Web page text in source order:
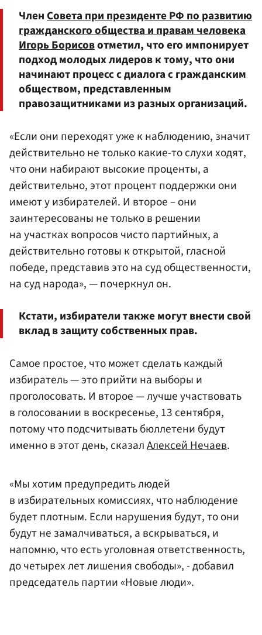
ЧленСовета при президенте РФ по развитию
гражданского общества и правам человека
Игорь Борисовотметил, что его импонирует
подход молодых лидеров к тому, что они
начинают процесс с диалога с гражданским
обществом, представленным
правозащитниками из разных организаций.
«Если они переходят уже к наблюдению, значит
действительно не только какие-то слухи ходят,
что они набирают высокие проценты, а
действительно, этот процент поддержки они
имеют у избирателей. И второе – они
заинтересованы не только в решении
на участках вопросов чисто партийных, а
действительно готовы к открытой, гласной
победе, представив это на суд общественности,
на суд народа», — почеркнул он.
Кстати, избиратели также могут внести свой
вклад в защиту собственных прав.
Самое простое, что может сделать каждый
избиратель — это прийти на выборы и
проголосовать. И второе — лучше участвовать
в голосовании в воскресенье, 13 сентября,
потому что подсчитывать бюллетени будут
именно в этот день, сказалАлексей Нечаев.
«Мы хотим предупредить людей
в избирательных комиссиях, что наблюдение
будет плотным. Если нарушения будут, то они
будут не замалчиваться, а вскрываться, и
напомню, что есть уголовная ответственность,
до четырех лет лишения свободы», - добавил
председатель партии «Новые люди».